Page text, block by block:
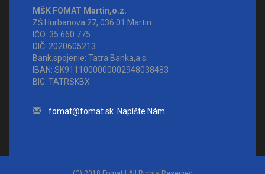
MŠK FOMAT Martin,o.z.
ZŠ Hurbanova 27, 036 01 Martin
IČO: 35 660 775
DIČ: 2020605213
Bank.spojenie: Tatra Banka,a.s.
IBAN: SK9111000000002948038483
BIC: TATRSKBX
fomat@fomat.sk. Napíšte Nám.